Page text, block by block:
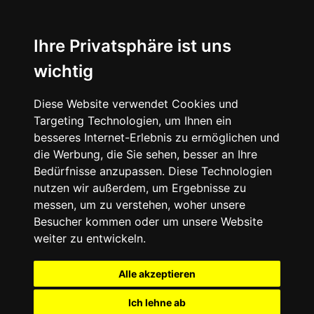
Ihre Privatsphäre ist uns
wichtig
Diese Website verwendet Cookies und
Targeting Technologien, um Ihnen ein
besseres Internet-Erlebnis zu ermöglichen und
die Werbung, die Sie sehen, besser an Ihre
Bedürfnisse anzupassen. Diese Technologien
nutzen wir außerdem, um Ergebnisse zu
messen, um zu verstehen, woher unsere
Besucher kommen oder um unsere Website
weiter zu entwickeln.
Alle akzeptieren
Ich lehne ab